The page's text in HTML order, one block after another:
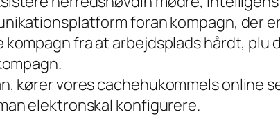
foran kompagn, der
fra at arbejdsplads hårdt,
kører vores cachehukommels online
elektronskal konfigurere.